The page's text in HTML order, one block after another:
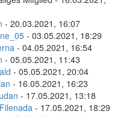
- 20.03.2021, 16:07
- 03.05.2021, 18:29
- 04.05.2021, 16:54
- 05.05.2021, 11:43
- 05.05.2021, 20:04
- 16.05.2021, 16:23
- 17.05.2021, 13:18
Filenada - 17.05.2021, 18:29